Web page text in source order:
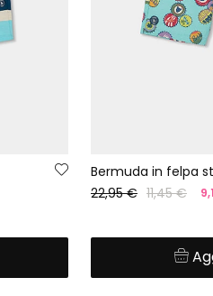
Bermuda in felpa
22,95 € 11,45 €